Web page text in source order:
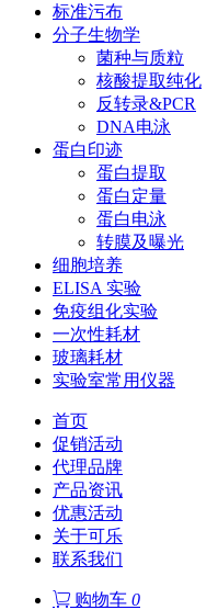
标准污布
分子生物学
菌种与质粒
核酸提取纯化
反转录&PCR
DNA电泳
蛋白印迹
蛋白提取
蛋白定量
蛋白电泳
转膜及曝光
细胞培养
ELISA 实验
免疫组化实验
一次性耗材
玻璃耗材
实验室常用仪器
首页
促销活动
代理品牌
产品资讯
优惠活动
关于可乐
联系我们
购物车 0